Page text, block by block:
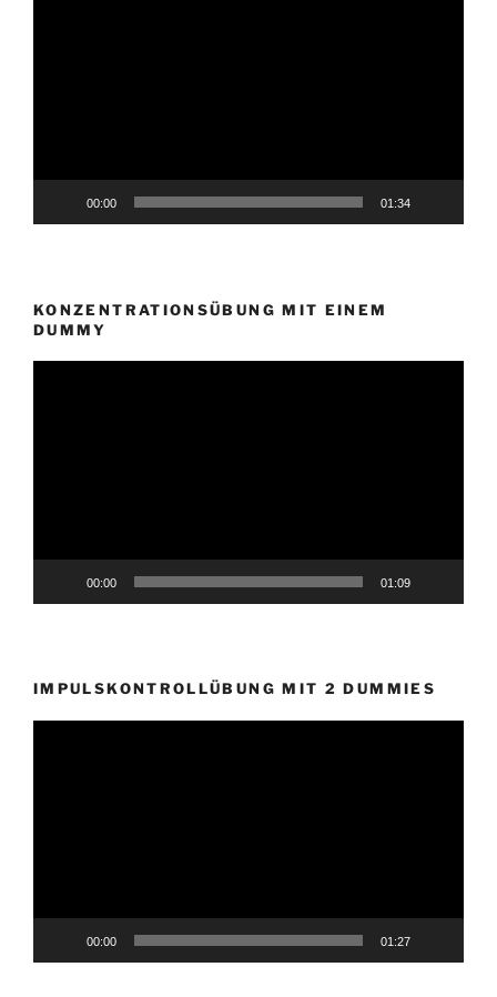
00:00 01:34
KONZENTRATIONSÜBUNG MIT EINEM
DUMMY
00:00 01:09
IMPULSKONTROLLÜBUNG MIT 2 DUMMIES
00:00 01:27